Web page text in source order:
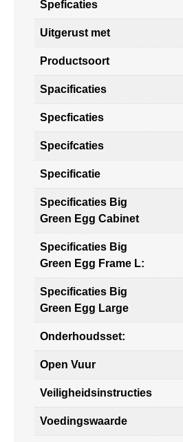
Speficaties
Uitgerust met
Productsoort
Spacificaties
Specficaties
Specifcaties
Specificatie
Specificaties Big
Green Egg Cabinet
Specificaties Big
Green Egg Frame L:
Specificaties Big
Green Egg Large
Onderhoudsset:
Open Vuur
Veiligheidsinstructies
Voedingswaarde